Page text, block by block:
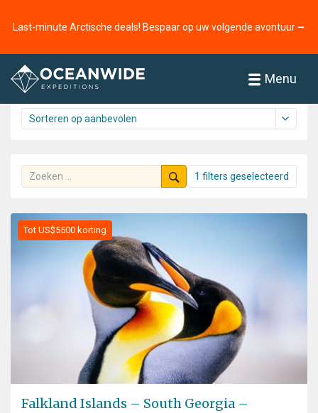
Last-minute Arctische deals! Bespaar op uw volgende avontuur ⭢
Menu
Reizen
71 reizen gevonden
1 filters geselecteerd
Tot US$5500 korting
Falkland Islands – South Georgia –